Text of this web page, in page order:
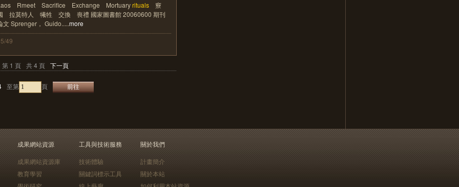
Rmeet Sacrifice Exchange Mortuaryrituals 竂
拉莫特人 犧牲 交換 喪禮 國家圖書館 20060600 期刊
文 Sprenger， Guido.....more
49
第 1 頁 共 4 頁 下一頁
至第 頁
成果網站資源
成果網站資源庫
教育學習
工具與技術服務
技術體驗
關鍵詞標示工具
關於我們
計畫簡介
關於本站